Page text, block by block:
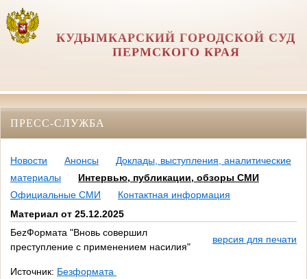
КУДЫМКАРСКИЙ ГОРОДСКОЙ СУД
ПЕРМСКОГО КРАЯ
ПРЕСС-СЛУЖБА
Новости Анонсы
Доклады, выступления, аналитические
материалы
Интервью, публикации, обзоры СМИ
Официальные СМИ
Контактная информация
Материал от 25.12.2025
БеzФормата "Вновь совершил
преступление с применением насилия"
версия для печати
Источник: Безформата